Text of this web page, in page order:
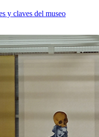
y claves del museo